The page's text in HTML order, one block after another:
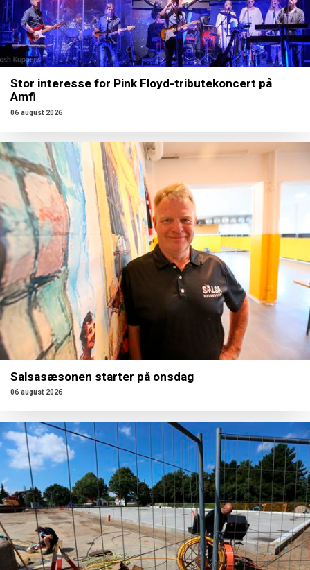
Stor interesse for Pink Floyd-tributekoncert på
Amfi
06 august 2026
Salsasæsonen starter på onsdag
06 august 2026